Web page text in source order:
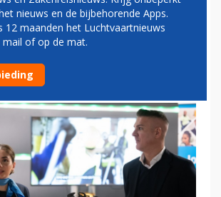
BEVESTIGT
AAN CAREER
2024
nieuws en de bijbehorende Apps.
12 maanden het Luchtvaartnieuws
mail of op de mat.